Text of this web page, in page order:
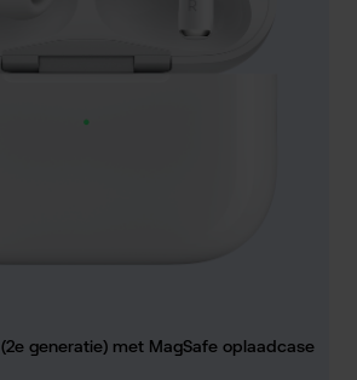
generatie) met MagSafe oplaadcase